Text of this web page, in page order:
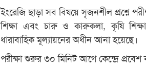
ইংরেজি ছাড়া সব বিষয়ে সৃজনশীল প্রশ্নে
শিক্ষা এবং চারু ও কারুকলা, কৃষি
ধারাবাহিক মূল্যায়নের অধীন আনা হয়েছে।
পরীক্ষা শুরুর ৩০ মিনিট আগে কেন্দ্রে প্রবেশ